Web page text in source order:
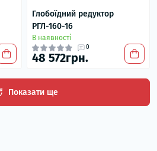
Глобоїдний редуктор
РГЛ-160-16
В наявності
0
48 572грн.
Показати ще